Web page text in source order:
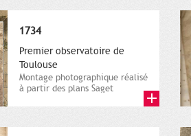
1734
Premier observatoire de
Toulouse
Montage photographique réalisé
à partir des plans Saget